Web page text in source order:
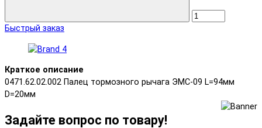
Быстрый заказ
Краткое описание
0471.62.02.002 Палец тормозного рычага ЭМС-09 L=94мм
D=20мм
Задайте вопрос по товару!